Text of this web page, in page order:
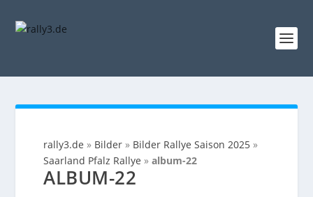
rally3.de » Bilder » Bilder Rallye Saison 2025 »
Saarland Pfalz Rallye »album-22
ALBUM-22